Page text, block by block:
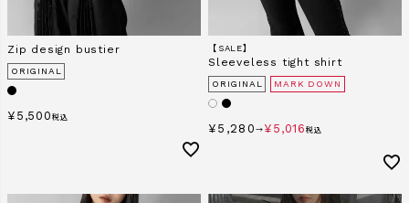
Zip design bustier
ORIGINAL
¥ 5,500 税込
【SALE】
Sleeveless tight shirt
ORIGINAL MARK DOWN
¥ 5,280 → ¥ 5,016 税込